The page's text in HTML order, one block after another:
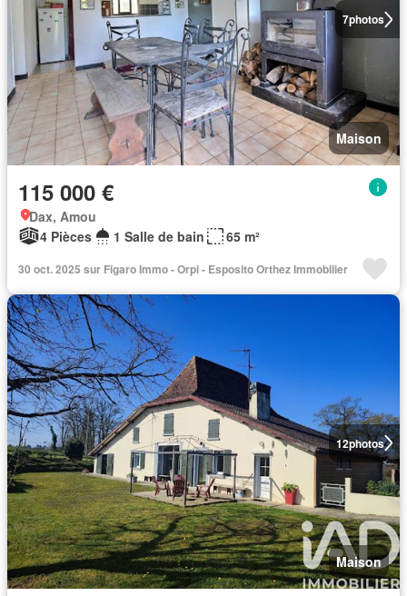
7photos
Maison
115 000 €
Dax, Amou
4 Pièces
1 Salle de bain 65 m²
30 oct. 2025 sur Figaro Immo - Orpi - Esposito Orthez Immobilier
12photos
Maison